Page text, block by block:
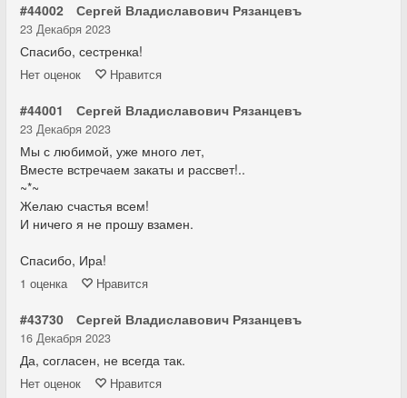
#44002 Сергей Владиславович Рязанцевъ
23 Декабря 2023
Спасибо, сестренка!
Нет оценок Нравится
#44001 Сергей Владиславович Рязанцевъ
23 Декабря 2023
Мы с любимой, уже много лет,
Вместе встречаем закаты и рассвет!..
~*~
Желаю счастья всем!
И ничего я не прошу взамен.
Спасибо, Ира!
1 оценка Нравится
#43730 Сергей Владиславович Рязанцевъ
16 Декабря 2023
Да, согласен, не всегда так.
Нет оценок Нравится